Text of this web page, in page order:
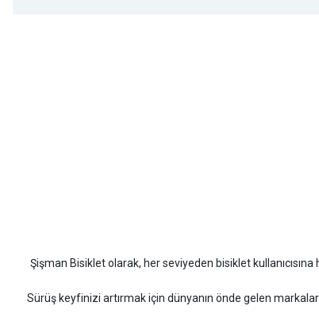
Uygun olursa alacağım
Hüseyin Akıncı | 14/07/2026
Şişman Bisiklet olarak, her seviyeden bisiklet
Sürüş keyfinizi artırmak için dünyanın önde gelen